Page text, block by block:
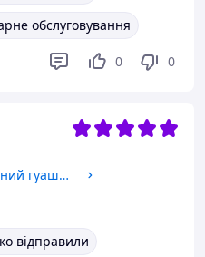
обслуговування
0 0
Масажний шкребок дерев'яний гуаша догляд обличчя тіла скребок двосторонній шкіри двосторонній масажер ручний
відправили